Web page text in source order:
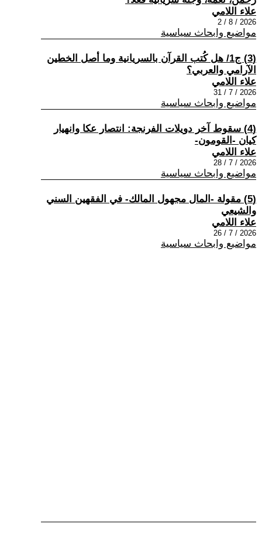
علاء اللامي
2026 / 8 / 2
مواضيع وابحاث سياسية
(3) ج1/ هل كُتب القرآن بالسريانية وما أصل الخطين
الآرامي والعربي؟
علاء اللامي
2026 / 7 / 31
مواضيع وابحاث سياسية
(4) سقوط آخر دويلات الفرنجة: انتصار عكا وانهيار
كيان -القومون-
علاء اللامي
2026 / 7 / 28
مواضيع وابحاث سياسية
(5) مقولة -المال مجهول المالك- في الفقهين السني
والشيعي
علاء اللامي
2026 / 7 / 26
مواضيع وابحاث سياسية